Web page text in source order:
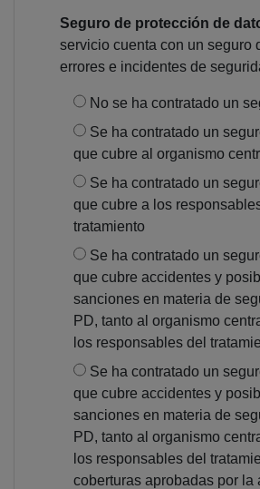
Seguro de protección de
servicio cuenta con un seguro
errores e incidentes de
No se ha contratado un
Se ha contratado un
que cubre al organismo
Se ha contratado un
que cubre a los
tratamiento
Se ha contratado un
que cubre accidentes y
sanciones en materia de
PD, tanto al organismo
los responsables del
Se ha contratado un
que cubre accidentes y
sanciones en materia de
PD, tanto al organismo
los responsables del
coberturas aprobadas por la